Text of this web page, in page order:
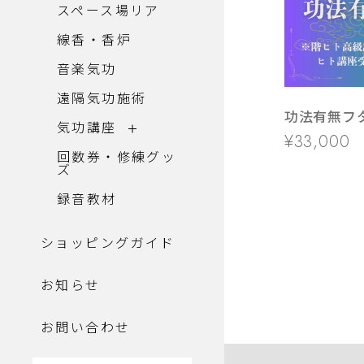
スペース場リア
線香・香炉
音楽気功
遠隔気功施術
気功講座
回数券・修練グッ
ズ
録音教材
ショッピングガイド
お知らせ
お問い合わせ
功法有無フ
¥33,000